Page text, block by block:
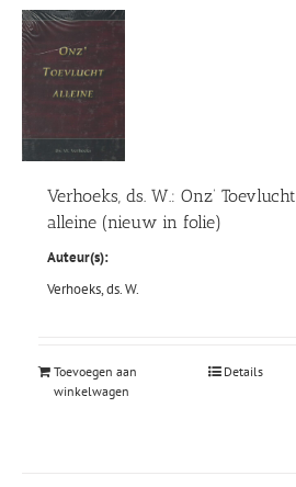
Verhoeks, ds. W.: Onz’ Toevlucht
alleine (nieuw in folie)
Auteur(s):
Verhoeks, ds. W.
Toevoegen aan
winkelwagen
Details